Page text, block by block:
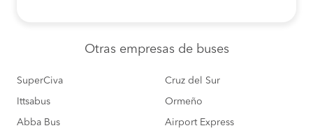
Otras empresas de buses
SuperCiva Cruz del Sur
Ittsabus Ormeño
Abba Bus Airport Express